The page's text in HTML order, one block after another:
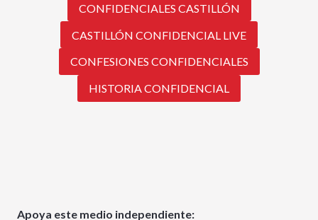
CONFIDENCIALES CASTILLÓN
CASTILLÓN CONFIDENCIAL LIVE
CONFESIONES CONFIDENCIALES
HISTORIA CONFIDENCIAL
Apoya este medio independiente: